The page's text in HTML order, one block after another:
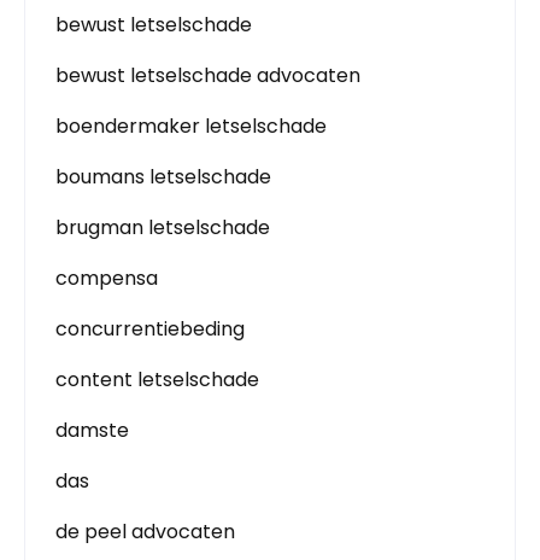
bewust letselschade
bewust letselschade advocaten
boendermaker letselschade
boumans letselschade
brugman letselschade
compensa
concurrentiebeding
content letselschade
damste
das
de peel advocaten